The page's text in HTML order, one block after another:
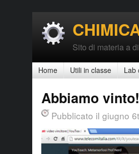
Sito di materia a
Home Utili in classe Lab
Abbiamo
Pubblicato il giugno